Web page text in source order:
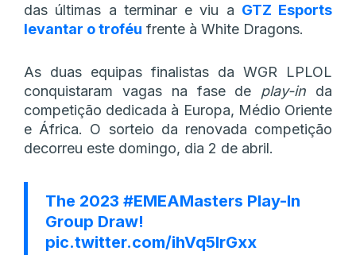
das últimas a terminar e viu a GTZ Esports
levantar o troféu frente à White Dragons.
As duas equipas finalistas da WGR LPLOL
conquistaram vagas na fase de play-in da
competição dedicada à Europa, Médio Oriente
e África. O sorteio da renovada competição
decorreu este domingo, dia 2 de abril.
The 2023 #EMEAMasters Play-In
Group Draw!
pic.twitter.com/ihVq5IrGxx